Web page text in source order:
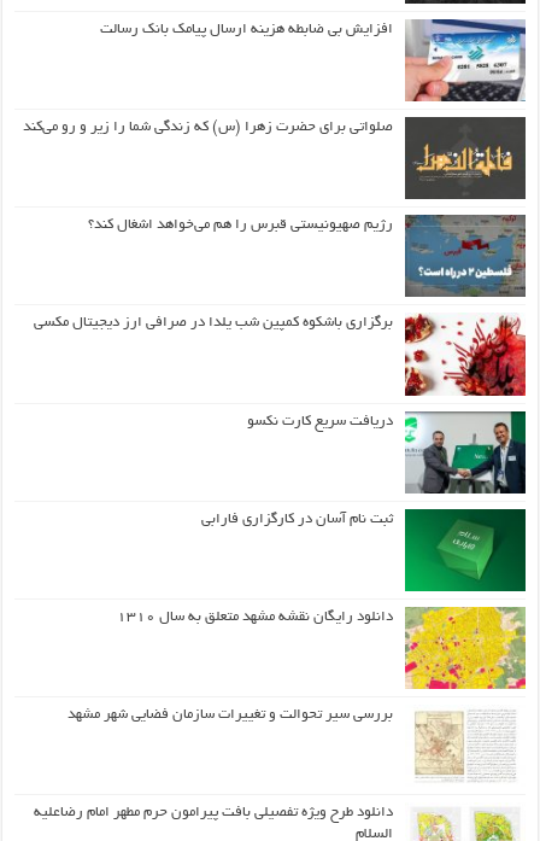
افزایش بی ضابطه هزینه ارسال پیامک بانک رسالت
صلواتی برای حضرت زهرا (س) که زندگی شما را زیر و رو می‌کند
رژیم صهیونیستی قبرس را هم می‌خواهد اشغال کند؟
برگزاری باشکوه کمپین شب یلدا در صرافی ارز دیجیتال مکسی
دریافت سریع کارت نکسو
ثبت نام آسان در کارگزاری فارابی
دانلود رایگان نقشه مشهد متعلق به سال ۱۳۱۰
بررسی سیر تحوالت و تغییرات سازمان فضایی شهر مشهد
دانلود طرح ويژه تفصيلي بافت پيرامون حرم مطهر امام رضاعليه
السلام